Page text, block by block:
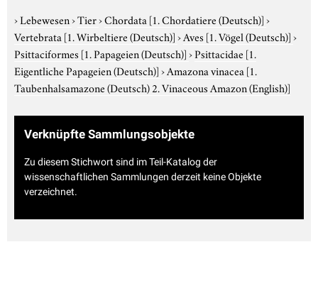
›Lebewesen›Tier›Chordata [1. Chordatiere (Deutsch)]›
Vertebrata [1. Wirbeltiere (Deutsch)]›Aves [1. Vögel (Deutsch)]›
Psittaciformes [1. Papageien (Deutsch)]›Psittacidae [1.
Eigentliche Papageien (Deutsch)]›Amazona vinacea [1.
Taubenhalsamazone (Deutsch) 2. Vinaceous Amazon (English)]
Verknüpfte Sammlungsobjekte
Zu diesem Stichwort sind im Teil-Katalog der
wissenschaftlichen Sammlungen derzeit keine Objekte
verzeichnet.